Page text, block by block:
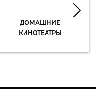
ДОМАШНИЕ
КИНОТЕАТРЫ